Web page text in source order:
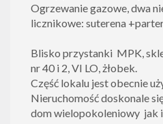
Ogrzewanie gazowe, dwa
licznikowe: suterena
Blisko przystanki MPK,
nr 40 i 2, VI LO, żłobek.
Część lokalu jest obecnie
Nieruchomość doskonale
dom wielopokoleniowy jak